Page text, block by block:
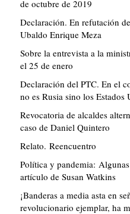
de octubre de 2019
Declaración. En refutación
Ubaldo Enrique Meza
Sobre la entrevista a la
el 25 de enero
Declaración del PTC. En el
no es Rusia sino los Estados
Revocatoria de alcaldes
caso de Daniel Quintero
Relato. Reencuentro
Política y pandemia:
artículo de Susan Watkins
¡Banderas a media asta en
revolucionario ejemplar, ha